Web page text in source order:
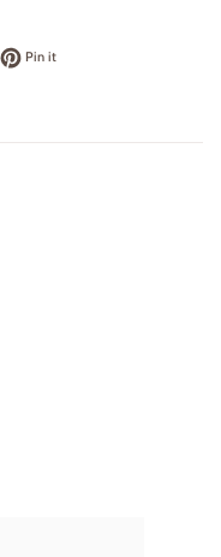
on Twitter
Pin itPin on Pinterest